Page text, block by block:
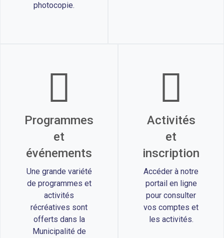
photocopie.
Programmes
et
événements
Une grande variété
de programmes et
activités
récréatives sont
offerts dans la
Municipalité de
Activités
et
inscription
Accéder à notre
portail en ligne
pour consulter
vos comptes et
les activités.